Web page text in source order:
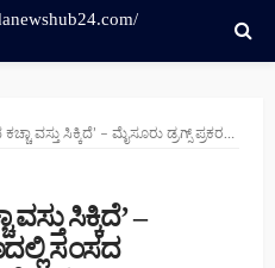
– ಮೈಸೂರು ಡ್ರಗ್ಸ್ ಪ್ರಕರಣದಲ್ಲಿ ಸಂಸದ ಯದುವೀರ್ ಗಂಭೀರ ಆರೋಪ
ಸಿಕ್ಕಿದೆ’ –
ಸಂಸದ